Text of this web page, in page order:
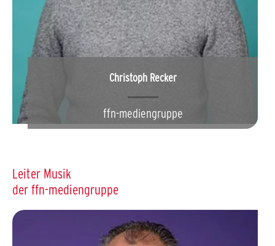
Christoph Recker
ffn-mediengruppe
Leiter Musik
der ffn-mediengruppe